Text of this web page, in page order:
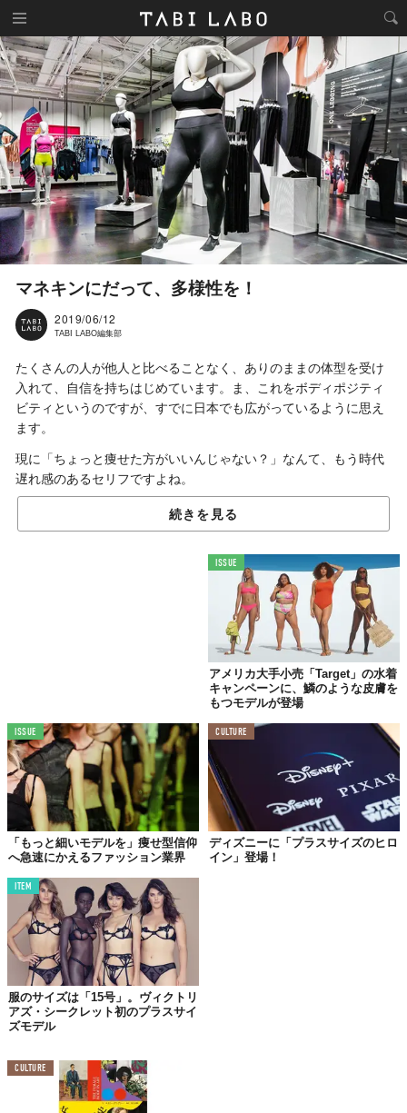
マネキンにだって、多様性を！
2019/06/12
TABI LABO編集部
たくさんの人が他人と比べることなく、ありのままの体型を受け
入れて、自信を持ちはじめています。ま、これをボディポジティ
ビティというのですが、すでに日本でも広がっているように思え
ます。
現に「ちょっと痩せた方がいいんじゃない？」なんて、もう時代
遅れ感のあるセリフですよね。
世界中でプラスサイズモデルが活躍し、多くのアパレルブランド
がどんな人にも似合う洋服をつくっているなかで、NIKEがやって
大ブレイク中のラッパー、Lizzoを思い出しちゃいました。彼女の
ような自分に誇りを持っている女性のポージングですよね。セク
シーです。
……本題から外れましたが、NIKEはプラスサイズのウェアを製造
するだけでなく、それを着こなすマネキンをロンドンのNikeTown
に設置。人だけでなくマネキンにも多様性を反映させるとは、お
見事です。
続きを見る
ISSUE
アメリカ大手小売「Target」の水着
キャンペーンに、鱗のような皮膚を
もつモデルが登場
ISSUE
「もっと細いモデルを」痩せ型信仰
へ急速にかえるファッション業界
CULTURE
ディズニーに「プラスサイズのヒロ
イン」登場！
ITEM
服のサイズは「15号」。ヴィクトリ
アズ・シークレット初のプラスサイ
ズモデル
CULTURE